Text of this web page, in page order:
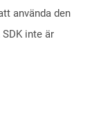
använda den
inte är